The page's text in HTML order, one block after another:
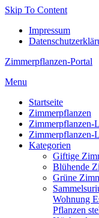
Skip To Content
Impressum
Zimmerpflanzen-Portal
Menu
Startseite
Zimmerpflanzen
Zimmerpflanzen-
Zimmerpflanzen-
Kategorien
Giftige
Blühende
Grüne
Wohnung
Pflanzen